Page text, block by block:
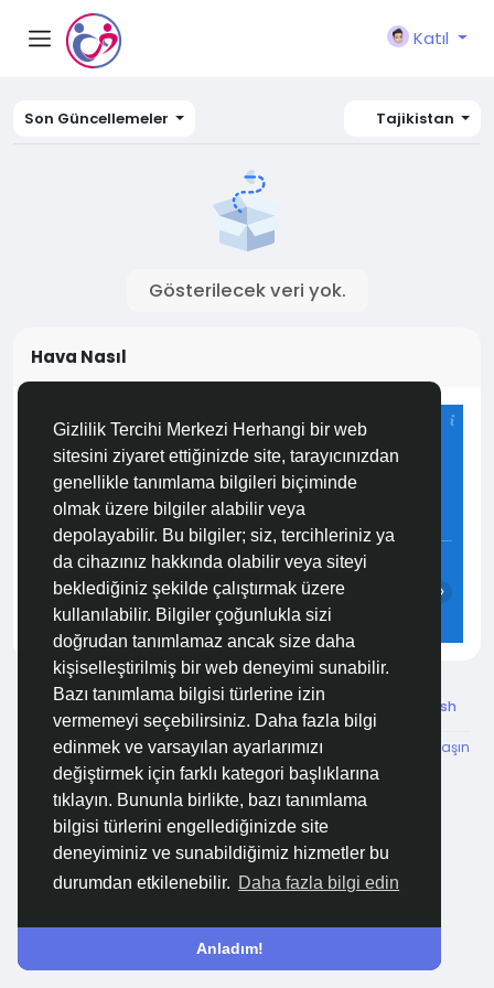
Gizlilik Tercihi Merkezi Herhangi bir web
sitesini ziyaret ettiğinizde site, tarayıcınızdan
genellikle tanımlama bilgileri biçiminde
olmak üzere bilgiler alabilir veya
depolayabilir. Bu bilgiler; siz, tercihleriniz ya
da cihazınız hakkında olabilir veya siteyi
beklediğiniz şekilde çalıştırmak üzere
kullanılabilir. Bilgiler çoğunlukla sizi
doğrudan tanımlamaz ancak size daha
kişiselleştirilmiş bir web deneyimi sunabilir.
Bazı tanımlama bilgisi türlerine izin
vermemeyi seçebilirsiniz. Daha fazla bilgi
edinmek ve varsayılan ayarlarımızı
değiştirmek için farklı kategori başlıklarına
tıklayın. Bununla birlikte, bazı tanımlama
bilgisi türlerini engellediğinizde site
deneyiminiz ve sunabildiğimiz hizmetler bu
durumdan etkilenebilir. Daha fazla bilgi edin
Anladım!
Katıl
Son Güncellemeler Tajikistan
Gösterilecek veri yok.
Hava Nasıl
Istanbul
29°C Az Bulutlu ve Açık
4.4 m/s 56%
12:00
29°C
13:00
30°C
14:00
30°C
15:00
30°C
16:00
‹ ›
© 2026 Özelim Turkish
Hakkımızda Koşullar KVKK HSVTP
Bize Ulaşın
Destek Merkezi